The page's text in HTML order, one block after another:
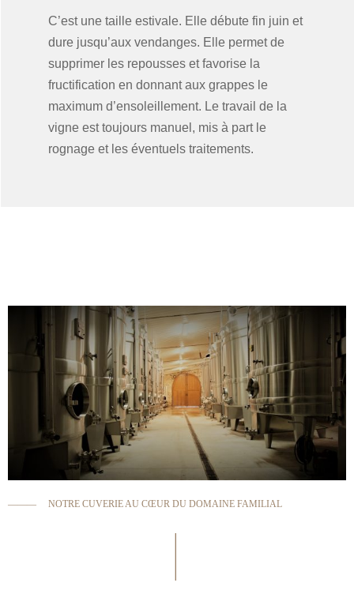
C’est une taille estivale. Elle débute fin juin et
dure jusqu’aux vendanges. Elle permet de
supprimer les repousses et favorise la
fructification en donnant aux grappes le
maximum d’ensoleillement. Le travail de la
vigne est toujours manuel, mis à part le
rognage et les éventuels traitements.
——— NOTRE CUVERIE AU CŒUR DU DOMAINE FAMILIAL